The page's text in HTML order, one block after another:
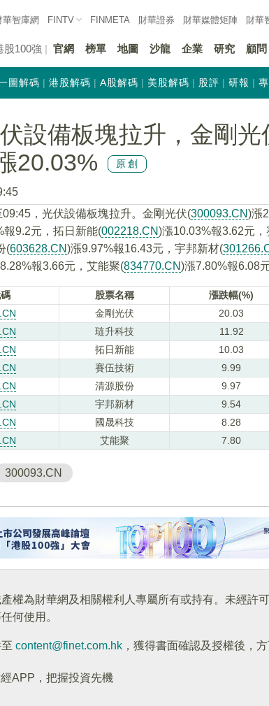
華智庫網 FINTV FINMETA 財華證券 財華媒體矩陣 財華
股100強 官網 榜單 地圖 沙龍 企業 研究 顧問
圖解碼 港股解碼 A股解碼 美股解碼 股評 研報
伏設備板塊拉升，金剛光
20.03%
原創
09:45，光伏設備板塊拉升。金剛光伏(300093.CN)漲
報9.2元，拓日新能(002218.CN)漲10.03%報3.62元
(603628.CN)漲9.97%報16.43元，宇邦新材(
報3.66元，艾能聚(834770.CN)漲7.80%報6.08元
股票名稱 漲跌幅(%)
金剛光伏 20.03
琏升科技 11.92
拓日新能 10.03
賽伍技術 9.99
清源股份 9.97
宇邦新材 9.54
國晟科技 8.28
艾能聚 7.80
300093.CN
權為財華網及相關權利人專屬所有或持有。未經許可
何使用。
content@finet.com.hk ，獲得書面確認及授權後，方
APP，把握投資先機